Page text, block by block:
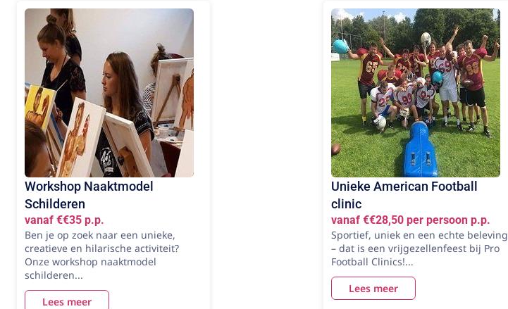
Workshop Naaktmodel
Schilderen
vanaf €€35 p.p.
Ben je op zoek naar een unieke,
creatieve en hilarische activiteit?
Onze workshop naaktmodel
schilderen...
Lees meer
Unieke American Football
clinic
vanaf €€28,50 per persoon p.p.
Sportief, uniek en een echte beleving
– dat is een vrijgezellenfeest bij Pro
Football Clinics!...
Lees meer